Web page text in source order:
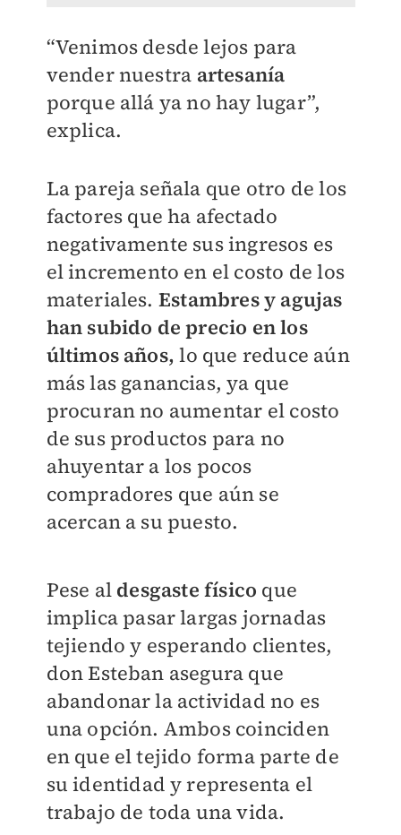
“Venimos desde lejos para
vender nuestra artesanía
porque allá ya no hay lugar”,
explica.
La pareja señala que otro de los
factores que ha afectado
negativamente sus ingresos es
el incremento en el costo de los
materiales. Estambres y agujas
han subido de precio en los
últimos años,lo que reduce aún
más las ganancias, ya que
procuran no aumentar el costo
de sus productos para no
ahuyentar a los pocos
compradores que aún se
acercan a su puesto.
Pese aldesgaste físico que
implica pasar largas jornadas
tejiendo y esperando clientes,
don Esteban asegura que
abandonar la actividad no es
una opción. Ambos coinciden
en que el tejido forma parte de
su identidad y representa el
trabajo de toda una vida.